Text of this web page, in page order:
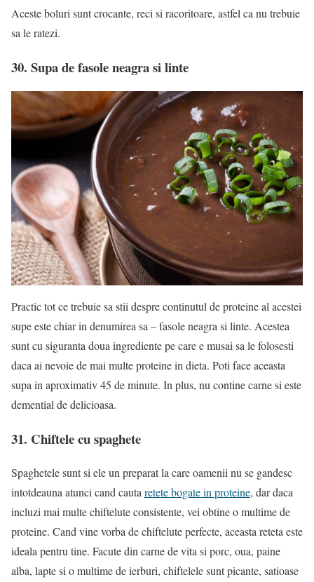
Aceste boluri sunt crocante, reci si racoritoare, astfel ca nu trebuie
sa le ratezi.
30. Supa de fasole neagra si linte
Practic tot ce trebuie sa stii despre continutul de proteine al acestei
supe este chiar in denumirea sa – fasole neagra si linte. Acestea
sunt cu siguranta doua ingrediente pe care e musai sa le folosesti
daca ai nevoie de mai multe proteine in dieta. Poti face aceasta
supa in aproximativ 45 de minute. In plus, nu contine carne si este
demential de delicioasa.
31. Chiftele cu spaghete
Spaghetele sunt si ele un preparat la care oamenii nu se gandesc
intotdeauna atunci cand cautaretete bogate in proteine, dar daca
incluzi mai multe chiftelute consistente, vei obtine o multime de
proteine. Cand vine vorba de chiftelute perfecte, aceasta reteta este
ideala pentru tine. Facute din carne de vita si porc, oua, paine
alba, lapte si o multime de ierburi, chiftelele sunt picante, satioase